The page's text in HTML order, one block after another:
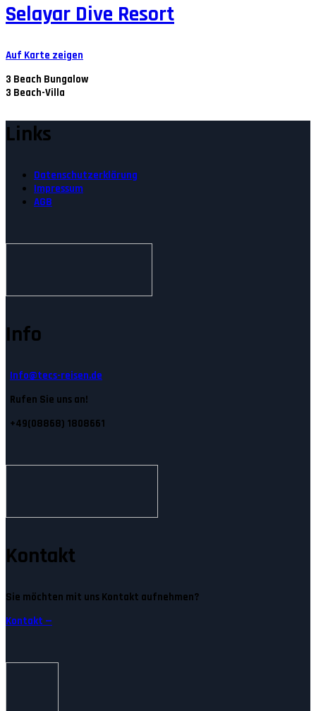
Selayar Dive Resort
Auf Karte zeigen
3 Beach Bungalow
3 Beach-Villa
Links
Datenschutzerklärung
Impressum
AGB
Info
Info@tecs-reisen.de
Rufen Sie uns an!
+49(08868) 1808661
Kontakt
Sie möchten mit uns Kontakt aufnehmen?
Kontakt —